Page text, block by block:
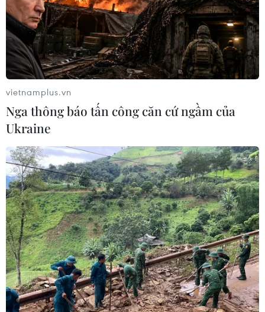
TIN CÙNG CHUYÊN MỤC
Công Phượng gặp thử thách lớn
trong ngày tái xuất V-League 2026/27
06/08/2026 11:49
Nhận định Việt Nam vs
Campuchia: Vì sao thầy trò HLV Kim
Sang-sik cần giành ngôi đầu bảng?
vietnamplus.vn
Nga thông báo tấn công căn cứ ngầm của
Ukraine